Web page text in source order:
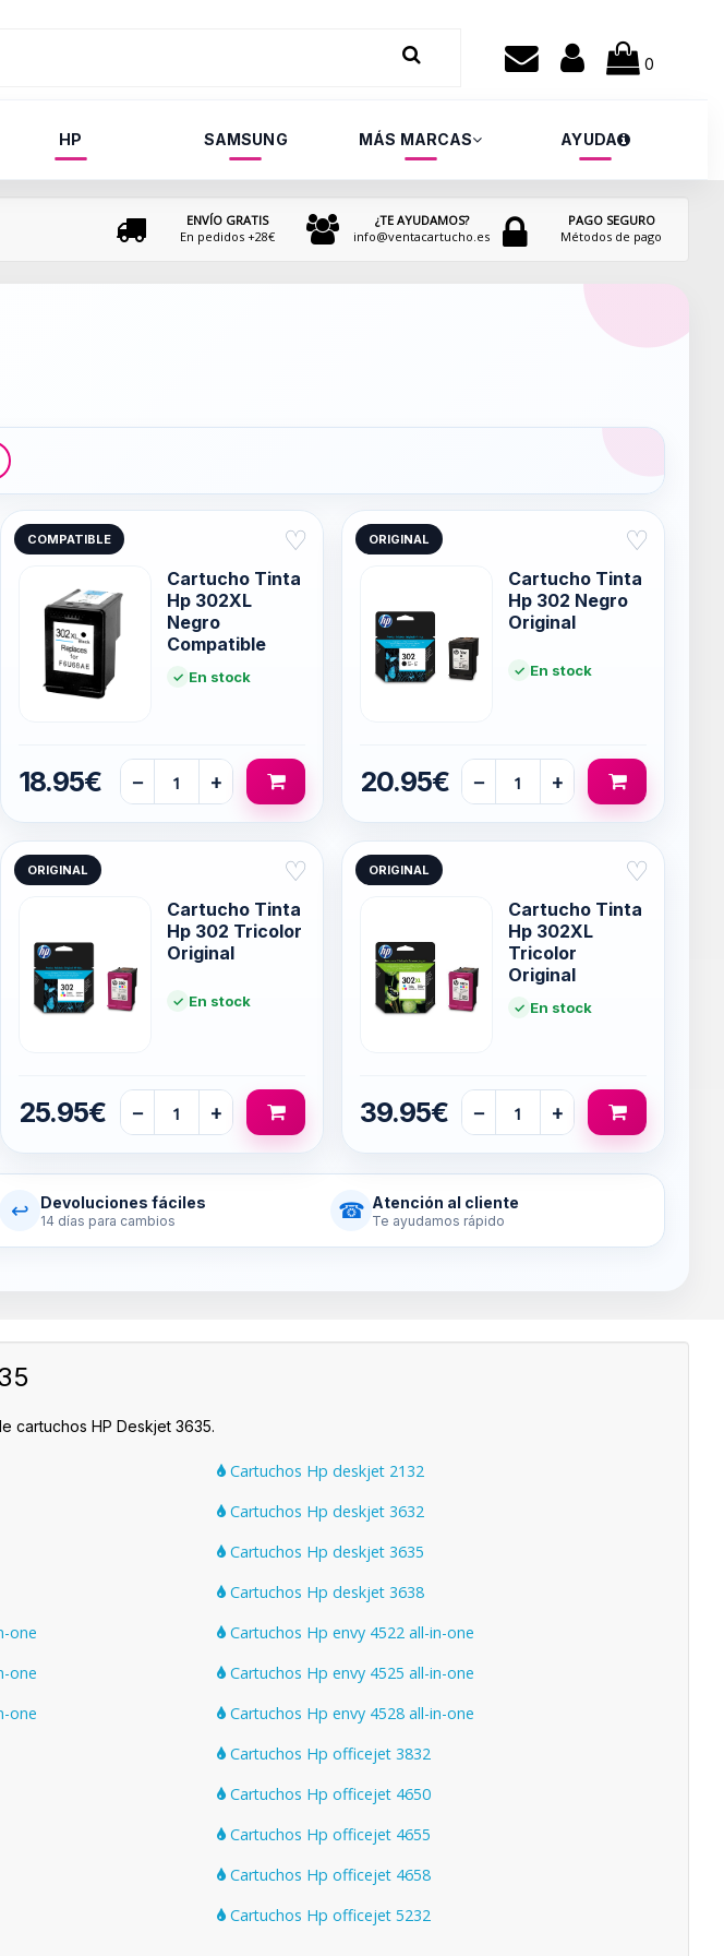
0
HP SAMSUNG MÁS MARCAS AYUDA
ENVÍO GRATIS
En pedidos +28€
¿TE AYUDAMOS?
info@ventacartucho.es
PAGO SEGURO
Métodos de pago
COMPATIBLE ♡
Cartucho Tinta
Hp 302XL
Negro
Compatible
En stock
18.95€ − +
ORIGINAL ♡
Cartucho Tinta
Hp 302 Negro
Original
En stock
20.95€ − +
ORIGINAL ♡
Cartucho Tinta
Hp 302 Tricolor
Original
En stock
25.95€ − +
ORIGINAL ♡
Cartucho Tinta
Hp 302XL
Tricolor
Original
En stock
39.95€ − +
↩ Devoluciones fáciles
14 días para cambios ☎ Atención al cliente
Te ayudamos rápido
cartuchos HP Deskjet 3635.
Cartuchos Hp deskjet 2132
Cartuchos Hp deskjet 3632
Cartuchos Hp deskjet 3635
Cartuchos Hp deskjet 3638
one
Cartuchos Hp envy 4522 all-in-one
one
Cartuchos Hp envy 4525 all-in-one
one
Cartuchos Hp envy 4528 all-in-one
Cartuchos Hp officejet 3832
Cartuchos Hp officejet 4650
Cartuchos Hp officejet 4655
Cartuchos Hp officejet 4658
Cartuchos Hp officejet 5232